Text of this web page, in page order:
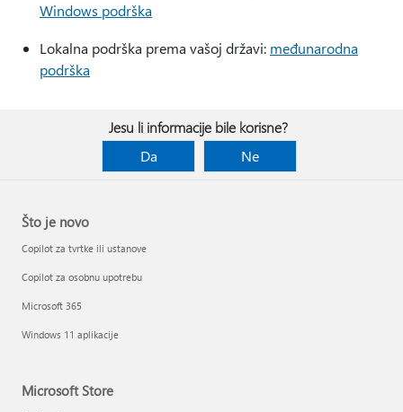
Windows podrška
Lokalna podrška prema vašoj državi: međunarodna
podrška
Jesu li informacije bile korisne?
Da
Ne
Što je novo
Copilot za tvrtke ili ustanove
Copilot za osobnu upotrebu
Microsoft 365
Windows 11 aplikacije
Microsoft Store